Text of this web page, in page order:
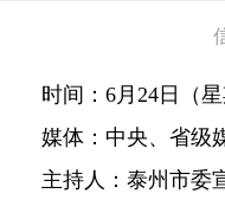
时间：6月24日（
媒体：中央、省级
主持人：泰州市委